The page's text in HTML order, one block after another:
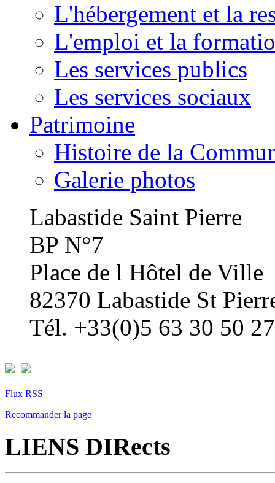
L'hébergement et la
L'emploi et la
Les services publics
Les services sociaux
Patrimoine
Histoire de la
Galerie photos
Labastide Saint Pierre
BP N°7
Place de l Hôtel de Ville
82370 Labastide St
Tél. +33(0)5 63 30 50 27
Flux RSS
Recommander la page
LIENS DIRects